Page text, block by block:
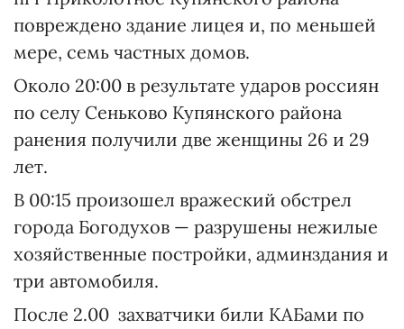
повреждено здание лицея и, по меньшей
мере, семь частных домов.
Около 20:00 в результате ударов россиян
по селу Сеньково Купянского района
ранения получили две женщины 26 и 29
лет.
В 00:15 произошел вражеский обстрел
города Богодухов — разрушены нежилые
хозяйственные постройки, админздания и
три автомобиля.
После 2.00 захватчики били КАБами по